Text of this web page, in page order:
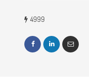
4999